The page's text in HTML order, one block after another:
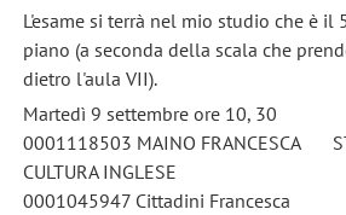
L'esame si terrà nel mio studio che è il
piano (a seconda della scala che
dietro l'aula VII).
Martedì 9 settembre ore 10, 30
0001118503 MAINO FRANCESCA
CULTURA INGLESE
0001045947 Cittadini Francesca